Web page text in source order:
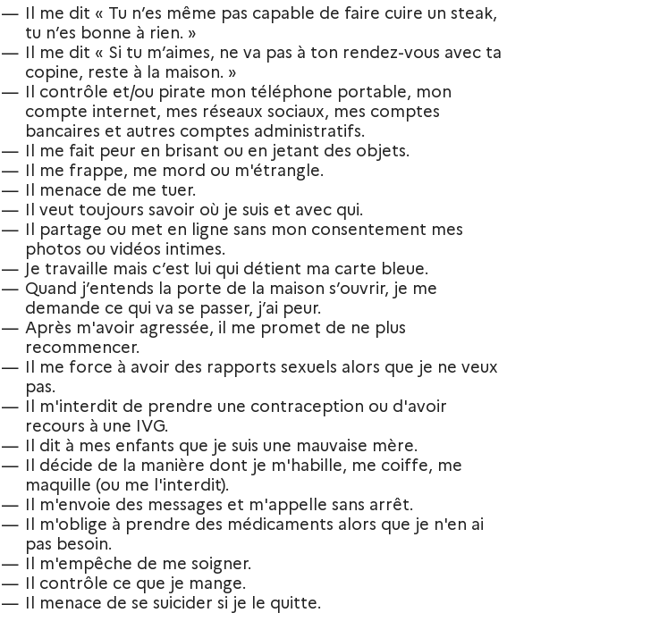
Il me dit « Tu n’es même pas capable de faire cuire un steak,
tu n’es bonne à rien. »
Il me dit « Si tu m’aimes, ne va pas à ton rendez-vous avec ta
copine, reste à la maison. »
Il contrôle et/ou pirate mon téléphone portable, mon
compte internet, mes réseaux sociaux, mes comptes
bancaires et autres comptes administratifs.
Il me fait peur en brisant ou en jetant des objets.
Il me frappe, me mord ou m'étrangle.
Il menace de me tuer.
Il veut toujours savoir où je suis et avec qui.
Il partage ou met en ligne sans mon consentement mes
photos ou vidéos intimes.
Je travaille mais c’est lui qui détient ma carte bleue.
Quand j’entends la porte de la maison s’ouvrir, je me
demande ce qui va se passer, j’ai peur.
Après m'avoir agressée, il me promet de ne plus
recommencer.
Il me force à avoir des rapports sexuels alors que je ne veux
pas.
Il m'interdit de prendre une contraception ou d'avoir
recours à une IVG.
Il dit à mes enfants que je suis une mauvaise mère.
Il décide de la manière dont je m'habille, me coiffe, me
maquille (ou me l'interdit).
Il m'envoie des messages et m'appelle sans arrêt.
Il m'oblige à prendre des médicaments alors que je n'en ai
pas besoin.
Il m'empêche de me soigner.
Il contrôle ce que je mange.
Il menace de se suicider si je le quitte.